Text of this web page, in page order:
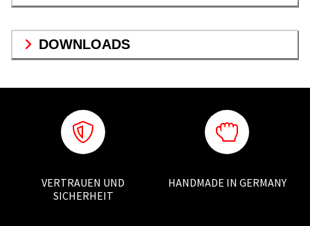
DOWNLOADS
VERTRAUEN UND
SICHERHEIT
HANDMADE IN GERMANY